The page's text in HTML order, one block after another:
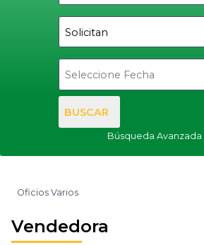
BUSCAR
Búsqueda Avanzada
Oficios Varios
Vendedora